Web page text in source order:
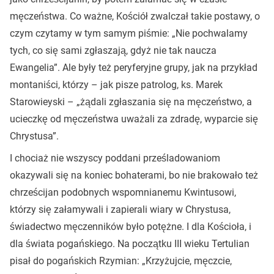
męczeństwa. Co ważne, Kościół zwalczał takie postawy, o
czym czytamy w tym samym piśmie: „Nie pochwalamy
tych, co się sami zgłaszają, gdyż nie tak naucza
Ewangelia”. Ale były też peryferyjne grupy, jak na przykład
montaniści, którzy – jak pisze patrolog, ks. Marek
Starowieyski – „żądali zgłaszania się na męczeństwo, a
ucieczkę od męczeństwa uważali za zdradę, wyparcie się
Chrystusa”.
I chociaż nie wszyscy poddani prześladowaniom
okazywali się na koniec bohaterami, bo nie brakowało też
chrześcijan podobnych wspomnianemu Kwintusowi,
którzy się załamywali i zapierali wiary w Chrystusa,
świadectwo męczenników było potężne. I dla Kościoła, i
dla świata pogańskiego. Na początku III wieku Tertulian
pisał do pogańskich Rzymian: „Krzyżujcie, męczcie,